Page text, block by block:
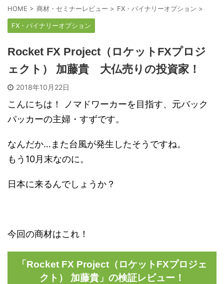
HOME > 商材・セミナーレビュー > FX・バイナリーオプション >
FX・バイナリーオプション
Rocket FX Project（ロケットFXプロジ
ェクト） 加藤貴 大仏売りの投資家！
2018年10月22日
こんにちは！ ノマドワーカーを目指す、元バック
パッカーの主婦・すずです。
なんだか…また台風が発生したそうですね。
もう10月末なのに。
日本に来るんでしょうか？
今回の商材はこれ！
「Rocket FX Project（ロケットFXプロジェ
クト） 加藤貴」の検証レビュー！